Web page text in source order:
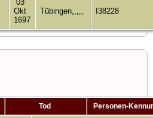
03
Okt
1697
Tübingen,,,,, I38228
Tod Personen-